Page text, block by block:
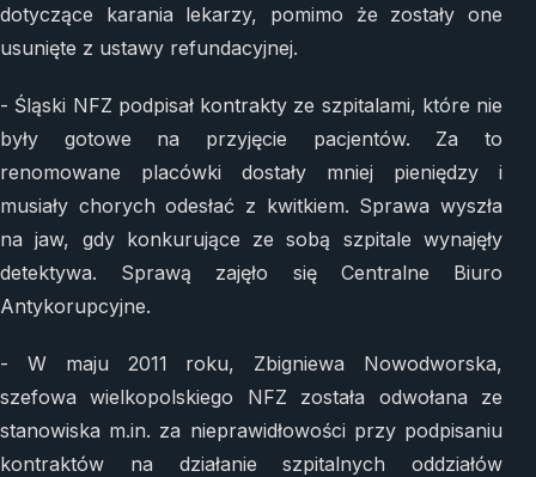
dotyczące karania lekarzy, pomimo że zostały one
usunięte z ustawy refundacyjnej.
- Śląski NFZ podpisał kontrakty ze szpitalami, które nie
były gotowe na przyjęcie pacjentów. Za to
renomowane placówki dostały mniej pieniędzy i
musiały chorych odesłać z kwitkiem. Sprawa wyszła
na jaw, gdy konkurujące ze sobą szpitale wynajęły
detektywa. Sprawą zajęło się Centralne Biuro
Antykorupcyjne.
- W maju 2011 roku, Zbigniewa Nowodworska,
szefowa wielkopolskiego NFZ została odwołana ze
stanowiska m.in. za nieprawidłowości przy podpisaniu
kontraktów na działanie szpitalnych oddziałów